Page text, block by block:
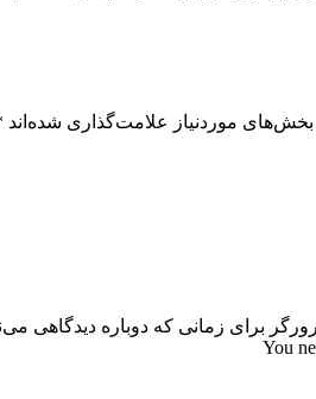
بخش‌های موردنیاز علامت‌گذاری شده‌اند
برای زمانی که دوباره دیدگاهی
You